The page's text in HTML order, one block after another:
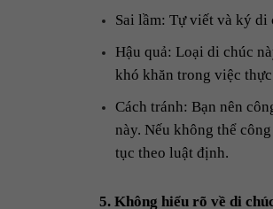
Sai lầm: Tự viết và ký di
Hậu quả: Loại di chúc
khó khăn trong việc
Cách tránh: Bạn nên
này. Nếu không thể
tục theo luật định.
5. Không hiểu rõ về di